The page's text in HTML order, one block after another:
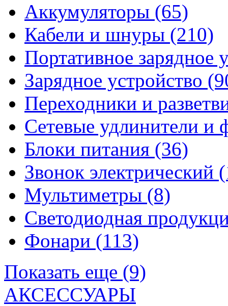
Аккумуляторы (65)
Кабели и шнуры (210)
Портативное зарядное
Зарядное устройство
Переходники и
Сетевые удлинители и
Блоки питания (36)
Звонок электрический
Мультиметры (8)
Светодиодная
Фонари (113)
Показать еще (9)
АКСЕССУАРЫ